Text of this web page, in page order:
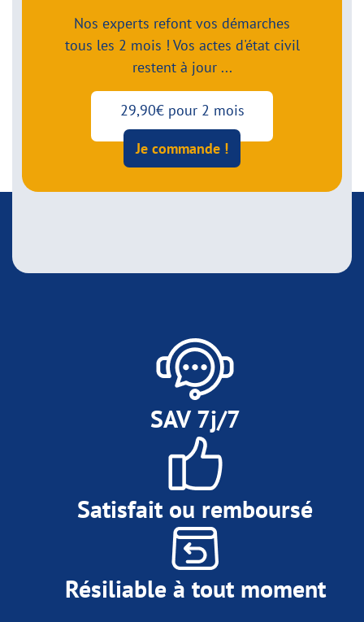
Nos experts refont vos démarches
tous les 2 mois ! Vos actes d'état civil
restent à jour ...
29,90€ pour 2 mois
Je commande !
SAV 7j/7
Satisfait ou remboursé
Résiliable à tout moment